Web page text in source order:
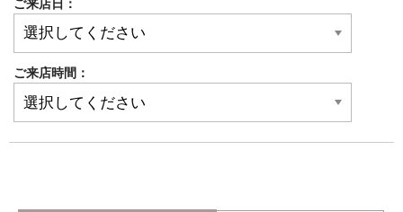
ご来店日：
ご来店時間：